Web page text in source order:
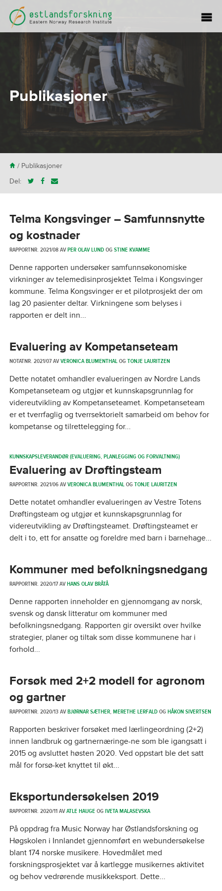
Publikasjoner
H/ Publikasjoner
Del:
Telma Kongsvinger – Samfunnsnytte
og kostnader
RAPPORTNR. 2021/08 AVPER OLAV LUNDOGSTINE KVAMME
Denne rapporten undersøker samfunnsøkonomiske
virkninger av telemedisinprosjektet Telma i Kongsvinger
kommune. Telma Kongsvinger er et pilotprosjekt der om
lag 20 pasienter deltar. Virkningene som belyses i
rapporten er delt inn...
Evaluering av Kompetanseteam
NOTATNR. 2021/07 AVVERONICA BLUMENTHALOGTONJE LAURITZEN
Dette notatet omhandler evalueringen av Nordre Lands
Kompetanseteam og utgjør et kunnskapsgrunnlag for
videreutvikling av Kompetanseteamet. Kompetanseteam
er et tverrfaglig og tverrsektorielt samarbeid om behov for
kompetanse og tilrettelegging for...
KUNNSKAPSLEVERANDØR (EVALUERING, PLANLEGGING OG FORVALTNING)
Evaluering av Drøftingsteam
RAPPORTNR. 2021/06 AVVERONICA BLUMENTHALOGTONJE LAURITZEN
Dette notatet omhandler evalueringen av Vestre Totens
Drøftingsteam og utgjør et kunnskapsgrunnlag for
videreutvikling av Drøftingsteamet. Drøftingsteamet er
delt i to, ett for ansatte og foreldre med barn i barnehage...
Kommuner med befolkningsnedgang
RAPPORTNR. 2020/17 AVHANS OLAV BRÅTÅ
Denne rapporten inneholder en gjennomgang av norsk,
svensk og dansk litteratur om kommuner med
befolkningsnedgang. Rapporten gir oversikt over hvilke
strategier, planer og tiltak som disse kommunene har i
forhold...
Forsøk med 2+2 modell for agronom
og gartner
RAPPORTNR. 2020/13 AVBJØRNAR SÆTHER,MERETHE LERFALDOGHÅKON SIVERTSEN
Rapporten beskriver forsøket med lærlingeordning (2+2)
innen landbruk og gartnernæringe-ne som ble igangsatt i
2015 og avsluttet høsten 2020. Ved oppstart ble det satt
mål for forsø-ket knyttet til økt...
Eksportundersøkelsen 2019
RAPPORTNR. 2020/11 AVATLE HAUGEOGIVETA MALASEVSKA
På oppdrag fra Music Norway har Østlandsforskning og
Høgskolen i Innlandet gjennomført en webundersøkelse
blant 174 norske musikere. Hovedmålet med
forskningsprosjektet var å kartlegge musikernes aktivitet
og behov vedrørende musikkeksport. Dette...